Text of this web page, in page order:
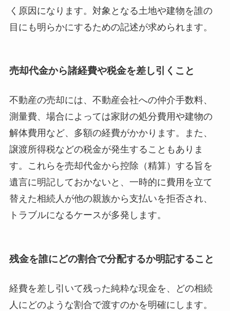
く原因になります。対象となる土地や建物を誰の
目にも明らかにするための記述が求められます。
売却代金から諸経費や税金を差し引くこと
不動産の売却には、不動産会社への仲介手数料、
測量費、場合によっては家財の処分費用や建物の
解体費用など、多額の経費がかかります。また、
譲渡所得税などの税金が発生することもありま
す。これらを売却代金から控除（精算）する旨を
遺言に明記しておかないと、一時的に費用を立て
替えた相続人が他の親族から支払いを拒否され、
トラブルになるケースが多発します。
残金を誰にどの割合で分配するか明記すること
経費を差し引いて残った純粋な現金を、どの相続
人にどのような割合で渡すのかを明確にします。